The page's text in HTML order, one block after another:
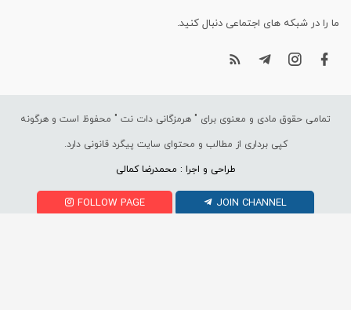
ما را در شبکه های اجتماعی دنبال کنید.
تمامی حقوق مادی و معنوی برای " هرمزگانی دات نت " محفوظ است و هرگونه
کپی برداری از مطالب و محتوای سایت پیگرد قانونی دارد.
طراحی و اجرا : محمدرضا کمالی
FOLLOW PAGE JOIN CHANNEL